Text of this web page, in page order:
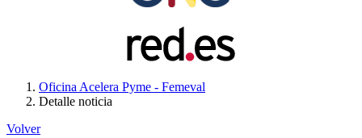
Oficina Acelera Pyme - Femeval
Detalle noticia
Volver